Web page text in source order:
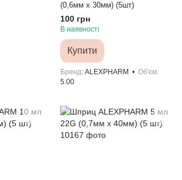
(0,6мм х 30мм) (5шт)
100 грн
В наявності
Купити
Бренд ALEXPHARM
Об'єм
5.00